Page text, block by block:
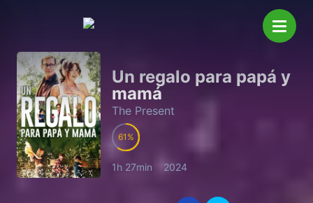
Un regalo para papá y
mamá
The Present
61
1h 27min 2024